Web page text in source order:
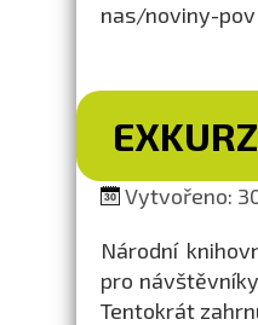
nas/noviny-pov
Vytvořeno:
Národní
pro
Tentokrát